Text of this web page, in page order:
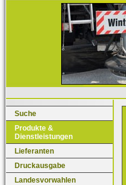
Suche
Produkte &
Dienstleistungen
Lieferanten
Druckausgabe
Landesvorwahlen